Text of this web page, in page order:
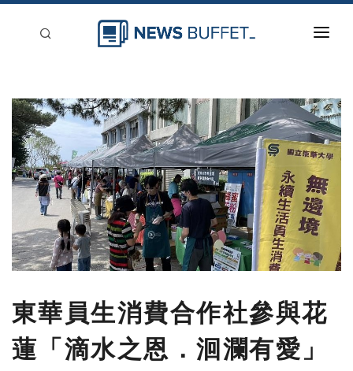
新聞稿分類
登入
刊登
東華員生消費合作社參與花
蓮「滴水之恩．洄瀾有愛」